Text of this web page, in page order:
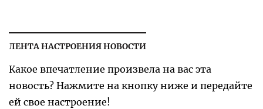
ЛЕНТА НАСТРОЕНИЯ НОВОСТИ
Какое впечатление произвела на вас эта
новость? Нажмите на кнопку ниже и передайте
ей свое настроение!